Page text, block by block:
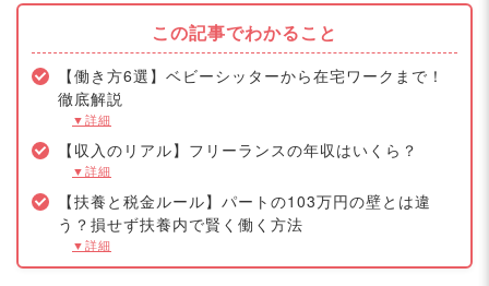
この記事でわかること
【働き方6選】ベビーシッターから在宅ワークまで！
徹底解説
▼詳細
【収入のリアル】フリーランスの年収はいくら？
▼詳細
【扶養と税金ルール】パートの103万円の壁とは違
う？損せず扶養内で賢く働く方法
▼詳細